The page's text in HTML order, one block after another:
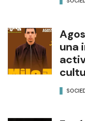
una